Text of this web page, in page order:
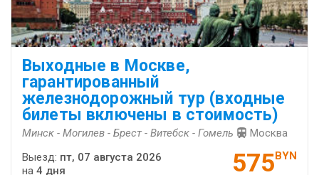
Выходные в Москве,
гарантированный
железнодорожный тур (входные
билеты включены в стоимость)
Минск - Могилев - Брест - Витебск - Гомель Москва
575BYN
Выезд: пт, 07 августа 2026
на 4 дня